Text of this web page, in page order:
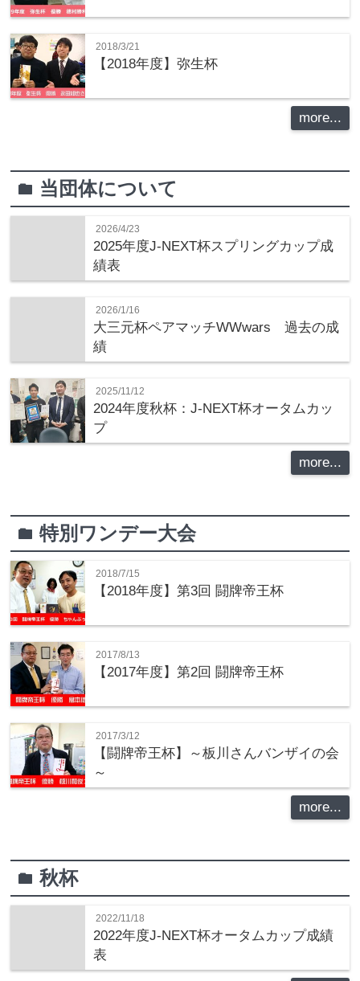
2018/3/21
【2018年度】弥生杯
more...
folder 当団体について
2026/4/23
2025年度J-NEXT杯スプリングカップ成
績表
2026/1/16
大三元杯ペアマッチWWwars 過去の成
績
2025/11/12
2024年度秋杯：J-NEXT杯オータムカッ
プ
more...
folder特別ワンデー大会
2018/7/15
【2018年度】第3回 闘牌帝王杯
2017/8/13
【2017年度】第2回 闘牌帝王杯
2017/3/12
【闘牌帝王杯】～板川さんバンザイの会
～
more...
folder秋杯
2022/11/18
2022年度J-NEXT杯オータムカップ成績
表